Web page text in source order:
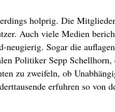
holprig. Die
Auch viele Medien
neugierig. Sogar die
Politiker Sepp
zu zweifeln, ob
erfuhren so von